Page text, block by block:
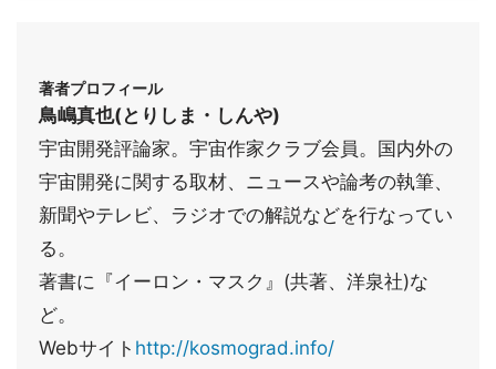
著者プロフィール
鳥嶋真也(とりしま・しんや)
宇宙開発評論家。宇宙作家クラブ会員。国内外の
宇宙開発に関する取材、ニュースや論考の執筆、
新聞やテレビ、ラジオでの解説などを行なってい
る。
著書に『イーロン・マスク』(共著、洋泉社)な
ど。
Webサイト http://kosmograd.info/